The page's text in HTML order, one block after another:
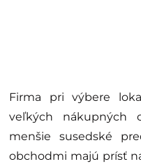
Firma pri výbere
veľkých nákupných
menšie susedské
obchodmi majú prísť